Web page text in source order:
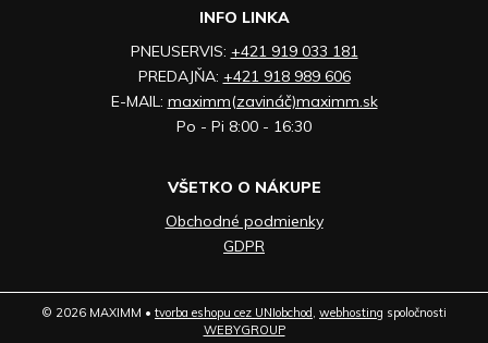
INFO LINKA
PNEUSERVIS: +421 919 033 181
PREDAJŇA: +421 918 989 606
E-MAIL: maximm(zavináč)maximm.sk
Po - Pi 8:00 - 16:30
VŠETKO O NÁKUPE
Obchodné podmienky
GDPR
© 2026 MAXIMM • tvorba eshopu cez UNIobchod , webhosting spoločnosti
WEBYGROUP